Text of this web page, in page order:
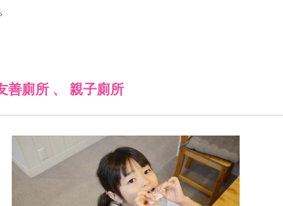
善廁所 、 親子廁所